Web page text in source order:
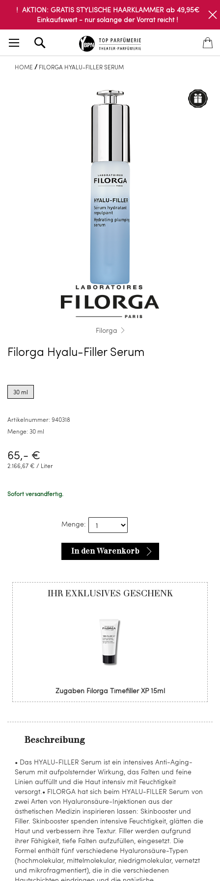
! AKTION: GRATIS STYLISCHE HAARKLAMMER ab 49,95€
Einkaufswert - nur solange der Vorrat reicht !
HOME FILORGA HYALU-FILLER SERUM
Filorga
Filorga Hyalu-Filler Serum
options
for30 ml
Artikelnummer: 940318
Menge: 30 ml
65,- €
2.166,67 € / Liter
Sofort versandfertig.
Menge:
In den Warenkorb
Beschreibung
• Das HYALU-FILLER Serum ist ein intensives Anti-Aging-
Serum mit aufpolsternder Wirkung, das Falten und feine
Linien auffüllt und die Haut intensiv mit Feuchtigkeit
versorgt.• FILORGA hat sich beim HYALU-FILLER Serum von
zwei Arten von Hyaluronsäure-Injektionen aus der
ästhetischen Medizin inspirieren lassen: Skinbooster und
Filler. Skinbooster spenden intensive Feuchtigkeit, glätten die
Haut und verbessern ihre Textur. Filler werden aufgrund
ihrer Fähigkeit, tiefe Falten aufzufüllen, eingesetzt. Die
Formel enthält fünf verschiedene Hyaluronsäure-Typen
(hochmolekular, mittelmolekular, niedrigmolekular, vernetzt
und mikrofragmentiert), die in die verschiedenen
IHR EXKLUSIVES GESCHENK
Zugaben Filorga Timefiller XP 15ml